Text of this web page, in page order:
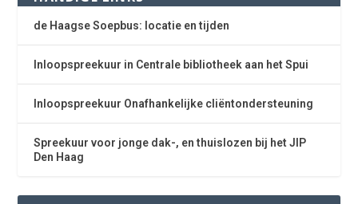
de Haagse Soepbus: locatie en tijden
Inloopspreekuur in Centrale bibliotheek aan het Spui
Inloopspreekuur Onafhankelijke cliëntondersteuning
Spreekuur voor jonge dak-, en thuislozen bij het JIP
Den Haag